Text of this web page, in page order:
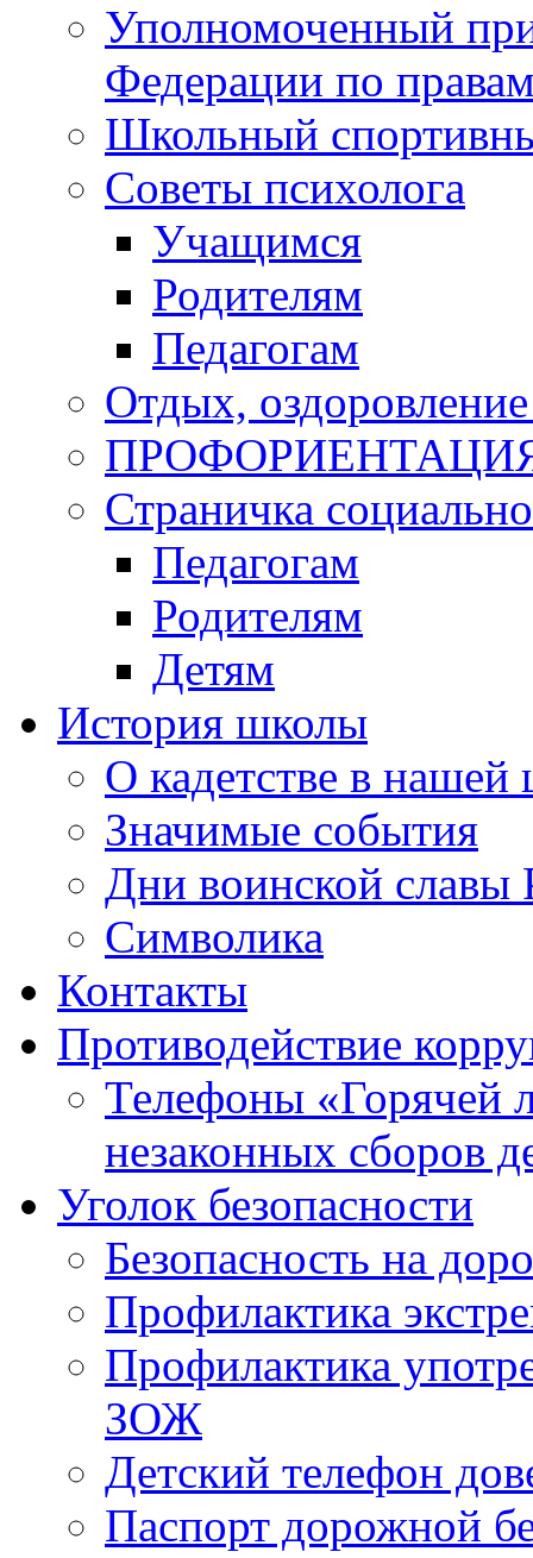
Уполномоченный
Федерации по
Школьный
Советы психолога
Учащимся
Родителям
Педагогам
Отдых, оздоровление
Страничка
Педагогам
Родителям
Детям
История школы
О кадетстве в нашей
Значимые события
Дни воинской славы
Символика
Контакты
Противодействие
Телефоны «Горячей
незаконных сборов
Уголок безопасности
Безопасность на
Профилактика
Профилактика
ЗОЖ
Детский телефон
Паспорт дорожной